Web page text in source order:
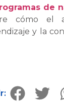
de
cómo el
y la